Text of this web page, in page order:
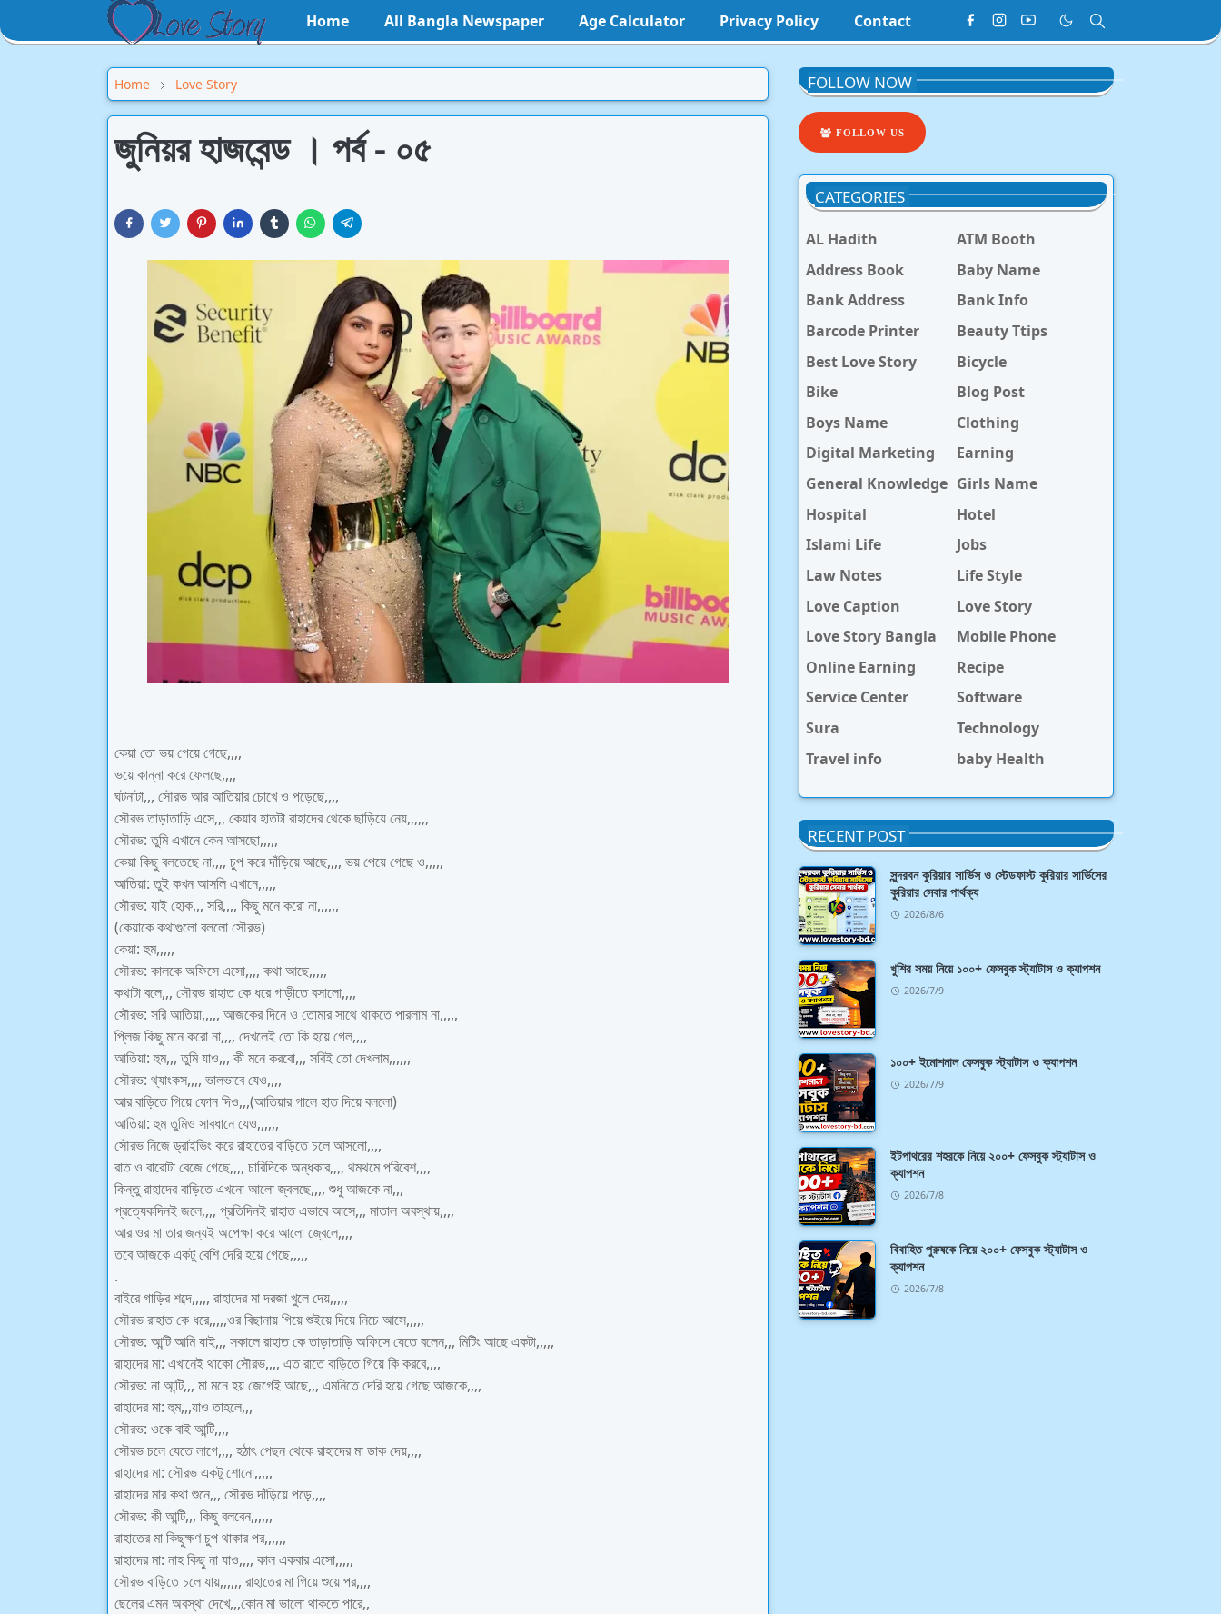
Home All Bangla Newspaper Age Calculator Privacy Policy Contact
Home Love Story
জুনিয়র হাজবেন্ড । পর্ব - ০৫
কেয়া তো ভয় পেয়ে গেছে,,,,
ভয়ে কান্না করে ফেলছে,,,,
ঘটনাটা,,, সৌরভ আর আতিয়ার চোখে ও পড়েছে,,,,
সৌরভ তাড়াতাড়ি এসে,,, কেয়ার হাতটা রাহাদের থেকে ছাড়িয়ে নেয়,,,,,,
সৌরভ: তুমি এখানে কেন আসছো,,,,,
কেয়া কিছু বলতেছে না,,,, চুপ করে দাঁড়িয়ে আছে,,,, ভয় পেয়ে গেছে ও,,,,,
আতিয়া: তুই কখন আসলি এখানে,,,,,
সৌরভ: যাই হোক,,, সরি,,,, কিছু মনে করো না,,,,,,
(কেয়াকে কথাগুলো বললো সৌরভ)
কেয়া: হুম,,,,,
সৌরভ: কালকে অফিসে এসো,,,, কথা আছে,,,,,
কথাটা বলে,,, সৌরভ রাহাত কে ধরে গাড়ীতে বসালো,,,,
সৌরভ: সরি আতিয়া,,,,, আজকের দিনে ও তোমার সাথে থাকতে পারলাম না,,,,,
প্লিজ কিছু মনে করো না,,,, দেখলেই তো কি হয়ে গেল,,,,
আতিয়া: হুম,,, তুমি যাও,,, কী মনে করবো,,, সবিই তো দেখলাম,,,,,,
সৌরভ: থ্যাংকস,,,, ভালভাবে যেও,,,,
আর বাড়িতে গিয়ে ফোন দিও,,,(আতিয়ার গালে হাত দিয়ে বললো)
আতিয়া: হুম তুমিও সাবধানে যেও,,,,,,
সৌরভ নিজে ড্রাইভিং করে রাহাতের বাড়িতে চলে আসলো,,,,
রাত ও বারোটা বেজে গেছে,,,, চারিদিকে অন্ধকার,,,, থমথমে পরিবেশ,,,,
কিন্তু রাহাদের বাড়িতে এখনো আলো জ্বলছে,,,, শুধু আজকে না,,,
প্রত্যেকদিনই জলে,,,, প্রতিদিনই রাহাত এভাবে আসে,,, মাতাল অবস্থায়,,,,
আর ওর মা তার জন্যই অপেক্ষা করে আলো‌ জ্বেলে,,,,
তবে আজকে একটু বেশি দেরি হয়ে গেছে,,,,,
.
বাইরে গাড়ির শব্দে,,,,, রাহাদের মা দরজা খুলে দেয়,,,,,
সৌরভ রাহাত কে ধরে,,,,,ওর বিছানায় গিয়ে শুইয়ে দিয়ে নিচে আসে,,,,,
সৌরভ: আন্টি আমি যাই,,, সকালে রাহাত কে তাড়াতাড়ি অফিসে যেতে বলেন,,, মিটিং আছে একটা,,,,,
রাহাদের মা: এখানেই থাকো সৌরভ,,,, এত রাতে বাড়িতে গিয়ে কি করবে,,,,
সৌরভ: না আন্টি,,, মা মনে হয় জেগেই আছে,,, এমনিতে দেরি হয়ে গেছে আজকে,,,,
রাহাদের মা: হুম,,,যাও তাহলে,,,
সৌরভ: ওকে বাই আন্টি,,,,
সৌরভ চলে যেতে লাগে,,,, হঠাৎ পেছন থেকে রাহাদের মা ডাক দেয়,,,,
রাহাদের মা: সৌরভ একটু শোনো,,,,,
রাহাদের মার কথা শুনে,,, সৌরভ দাঁড়িয়ে পড়ে,,,,
সৌরভ: কী আন্টি,,, কিছু বলবেন,,,,,,
রাহাতের মা কিছুক্ষণ চুপ থাকার পর,,,,,,
রাহাদের মা: নাহ কিছু না যাও,,,, কাল একবার এসো,,,,,
সৌরভ বাড়িতে চলে যায়,,,,,, রাহাতের মা গিয়ে শুয়ে পর,,,,
ছেলের এমন অবস্থা দেখে,,,কোন‌ মা ভালো থাকতে পারে,,
FOLLOW NOW
FOLLOW US
CATEGORIES
AL Hadith
ATM Booth
Address Book
Baby Name
Bank Address
Bank Info
Barcode Printer
Beauty Ttips
Best Love Story
Bicycle
Bike
Blog Post
Boys Name
Clothing
Digital Marketing
Earning
General Knowledge Girls Name
Hospital
Hotel
Islami Life
Jobs
Law Notes
Life Style
Love Caption
Love Story
Love Story Bangla
Mobile Phone
Online Earning
Recipe
Service Center
Software
Sura
Technology
Travel info
baby Health
RECENT POST
সুন্দরবন কুরিয়ার সার্ভিস ও স্টেডফাস্ট কুরিয়ার সার্ভিসের
কুরিয়ার সেবার পার্থক্য
2026/8/6
খুশির সময় নিয়ে ১০০+ ফেসবুক স্ট্যাটাস ও ক্যাপশন
2026/7/9
১০০+ ইমোশনাল ফেসবুক স্ট্যাটাস ও ক্যাপশন
2026/7/9
ইটপাথরের শহরকে নিয়ে ২০০+ ফেসবুক স্ট্যাটাস ও
ক্যাপশন
2026/7/8
বিবাহিত পুরুষকে নিয়ে ২০০+ ফেসবুক স্ট্যাটাস ও
ক্যাপশন
2026/7/8